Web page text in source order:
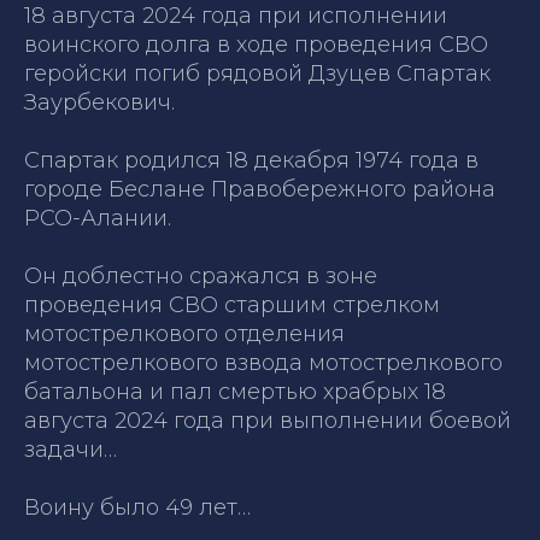
18 августа 2024 года при исполнении
воинского долга в ходе проведения СВО
геройски погиб рядовой Дзуцев Спартак
Заурбекович.
Спартак родился 18 декабря 1974 года в
городе Беслане Правобережного района
РСО-Алании.
Он доблестно сражался в зоне
проведения СВО старшим стрелком
мотострелкового отделения
мотострелкового взвода мотострелкового
батальона и пал смертью храбрых 18
августа 2024 года при выполнении боевой
задачи…
Воину было 49 лет…